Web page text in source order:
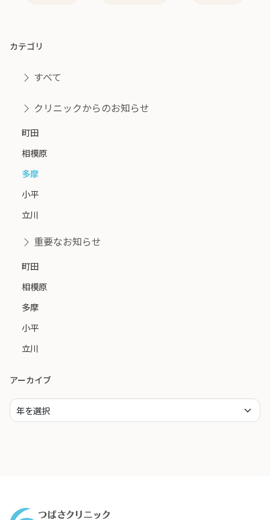
カテゴリ
すべて
クリニックからのお知らせ
町田
相模原
多摩
小平
立川
重要なお知らせ
町田
相模原
多摩
小平
立川
アーカイブ